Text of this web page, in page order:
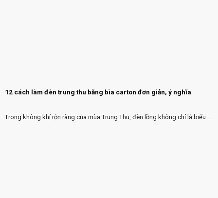
12 cách làm đèn trung thu bằng bìa carton đơn giản, ý nghĩa
Trong không khí rộn ràng của mùa Trung Thu, đèn lồng không chỉ là biểu ...